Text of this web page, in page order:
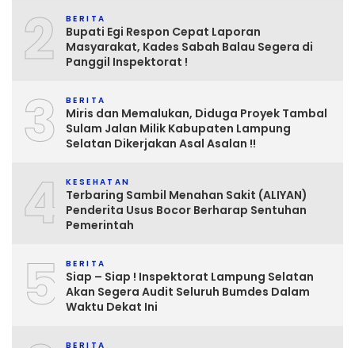
2 BERITA
Bupati Egi Respon Cepat Laporan
Masyarakat, Kades Sabah Balau Segera di
Panggil Inspektorat !
3 BERITA
Miris dan Memalukan, Diduga Proyek Tambal
Sulam Jalan Milik Kabupaten Lampung
Selatan Dikerjakan Asal Asalan !!
4 KESEHATAN
Terbaring Sambil Menahan Sakit (ALIYAN)
Penderita Usus Bocor Berharap Sentuhan
Pemerintah
5 BERITA
Siap – Siap ! Inspektorat Lampung Selatan
Akan Segera Audit Seluruh Bumdes Dalam
Waktu Dekat Ini
BERITA